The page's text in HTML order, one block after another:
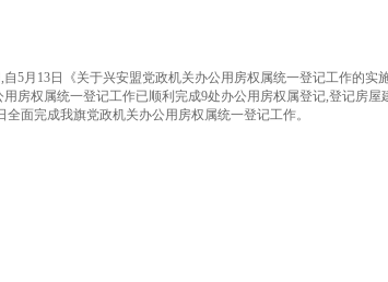
月13日《关于兴安盟党政机关办公用房权属统一登记工作的实
用房权属统一登记工作已顺利完成9处办公用房权属登记,登记房
全面完成我旗党政机关办公用房权属统一登记工作。